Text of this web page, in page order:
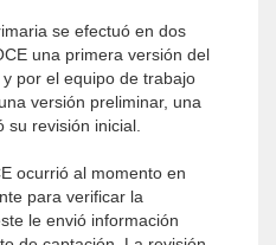
se efectuó en dos
una primera versión del
por el equipo de trabajo
versión preliminar, una
su revisión inicial.
ocurrió al momento en
para verificar la
le envió información